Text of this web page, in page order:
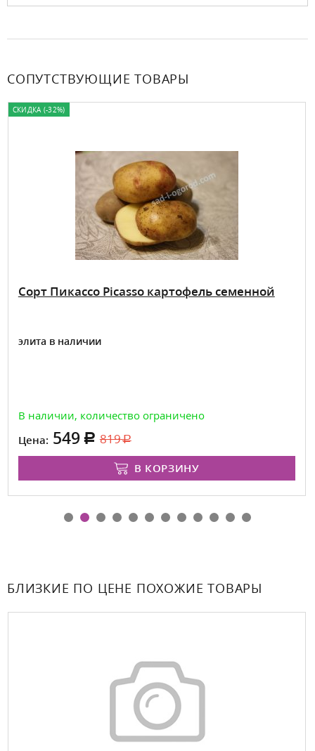
СОПУТСТВУЮЩИЕ ТОВАРЫ
СКИДКА (-32%)
Сорт Пикассо Picasso картофель семенной
элита в наличии
В наличии, количество ограничено
Цена: 549 819
В КОРЗИНУ
БЛИЗКИЕ ПО ЦЕНЕ ПОХОЖИЕ ТОВАРЫ